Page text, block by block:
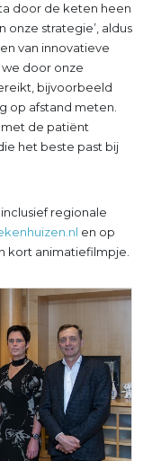
door de keten heen
strategie’, aldus
van innovatieve
door onze
bijvoorbeeld
op afstand meten.
met de patiënt
het beste past bij
regionale
en op
kort animatiefilmpje.